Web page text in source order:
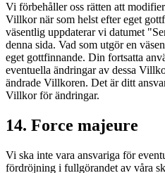
Vi förbehåller oss rätten att
Villkor när som helst efter eget
väsentlig uppdaterar vi datumet
denna sida. Vad som utgör en
eget gottfinnande. Din fortsatta
eventuella ändringar av dessa
ändrade Villkoren. Det är ditt
Villkor för ändringar.
14. Force majeure
Vi ska inte vara ansvariga för
fördröjning i fullgörandet av våra